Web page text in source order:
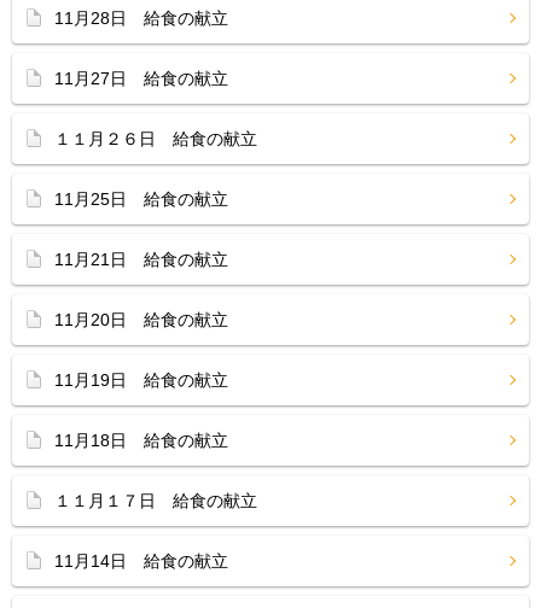
11月28日 給食の献立
11月27日 給食の献立
１１月２６日 給食の献立
11月25日 給食の献立
11月21日 給食の献立
11月20日 給食の献立
11月19日 給食の献立
11月18日 給食の献立
１１月１７日 給食の献立
11月14日 給食の献立